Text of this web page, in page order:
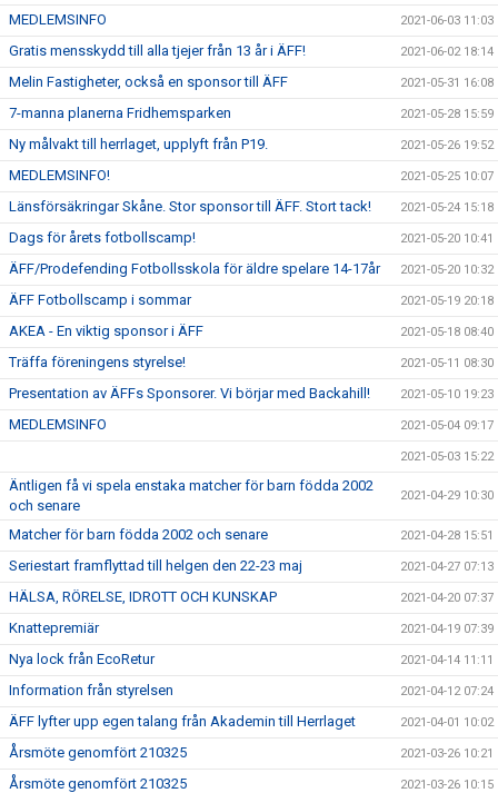
MEDLEMSINFO 2021-06-03 11:03
Gratis mensskydd till alla tjejer från 13 år i ÄFF! 2021-06-02 18:14
Melin Fastigheter, också en sponsor till ÄFF 2021-05-31 16:08
7-manna planerna Fridhemsparken 2021-05-28 15:59
Ny målvakt till herrlaget, upplyft från P19. 2021-05-26 19:52
MEDLEMSINFO! 2021-05-25 10:07
Länsförsäkringar Skåne. Stor sponsor till ÄFF. Stort tack! 2021-05-24 15:18
Dags för årets fotbollscamp! 2021-05-20 10:41
ÄFF/Prodefending Fotbollsskola för äldre spelare 14-17år 2021-05-20 10:32
ÄFF Fotbollscamp i sommar 2021-05-19 20:18
AKEA - En viktig sponsor i ÄFF 2021-05-18 08:40
Träffa föreningens styrelse! 2021-05-11 08:30
Presentation av ÄFFs Sponsorer. Vi börjar med Backahill! 2021-05-10 19:23
MEDLEMSINFO 2021-05-04 09:17
2021-05-03 15:22
Äntligen få vi spela enstaka matcher för barn födda 2002
och senare
2021-04-29 10:30
Matcher för barn födda 2002 och senare 2021-04-28 15:51
Seriestart framflyttad till helgen den 22-23 maj 2021-04-27 07:13
HÄLSA, RÖRELSE, IDROTT OCH KUNSKAP 2021-04-20 07:37
Knattepremiär 2021-04-19 07:39
Nya lock från EcoRetur 2021-04-14 11:11
Information från styrelsen 2021-04-12 07:24
ÄFF lyfter upp egen talang från Akademin till Herrlaget 2021-04-01 10:02
Årsmöte genomfört 210325 2021-03-26 10:21
Årsmöte genomfört 210325 2021-03-26 10:15